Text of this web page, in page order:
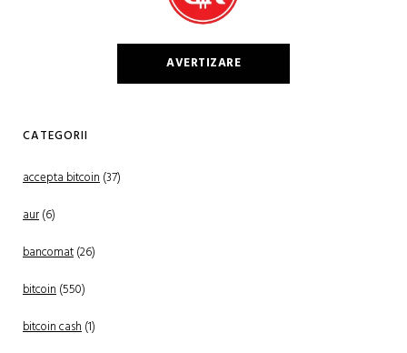
AVERTIZARE
CATEGORII
accepta bitcoin(37)
aur(6)
bancomat(26)
bitcoin(550)
bitcoin cash(1)